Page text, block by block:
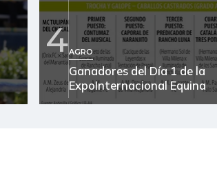
Avena en hojuelas
Azúcar
Azúcar refinada
4AGRO
Ganadores del Día 1 de la
ExpoInternacional Equina